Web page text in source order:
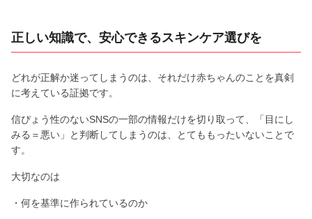
正しい知識で、安心できるスキンケア選びを
どれが正解か迷ってしまうのは、それだけ赤ちゃんのことを真剣
に考えている証拠です。
信ぴょう性のないSNSの一部の情報だけを切り取って、「目にし
みる＝悪い」と判断してしまうのは、とてももったいないことで
す。
大切なのは
・何を基準に作られているのか